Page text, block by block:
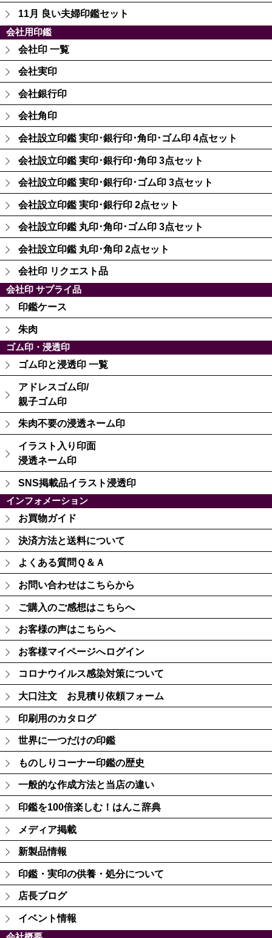
11月 良い夫婦印鑑セット
会社用印鑑
会社印 一覧
会社実印
会社銀行印
会社角印
会社設立印鑑 実印･銀行印･角印･ゴム印 4点セット
会社設立印鑑 実印･銀行印･角印 3点セット
会社設立印鑑 実印･銀行印･ゴム印 3点セット
会社設立印鑑 実印･銀行印 2点セット
会社設立印鑑 丸印･角印･ゴム印 3点セット
会社設立印鑑 丸印･角印 2点セット
会社印 リクエスト品
会社印 サプライ品
印鑑ケース
朱肉
ゴム印・浸透印
ゴム印と浸透印 一覧
アドレスゴム印/
親子ゴム印
朱肉不要の浸透ネーム印
イラスト入り印面
浸透ネーム印
SNS掲載品イラスト浸透印
インフォメーション
お買物ガイド
決済方法と送料について
よくある質問Ｑ＆Ａ
お問い合わせはこちらから
ご購入のご感想はこちらへ
お客様の声はこちらへ
お客様マイページへログイン
コロナウイルス感染対策について
大口注文 お見積り依頼フォーム
印刷用のカタログ
世界に一つだけの印鑑
ものしりコーナー印鑑の歴史
一般的な作成方法と当店の違い
印鑑を100倍楽しむ！はんこ辞典
メディア掲載
新製品情報
印鑑・実印の供養・処分について
店長ブログ
イベント情報